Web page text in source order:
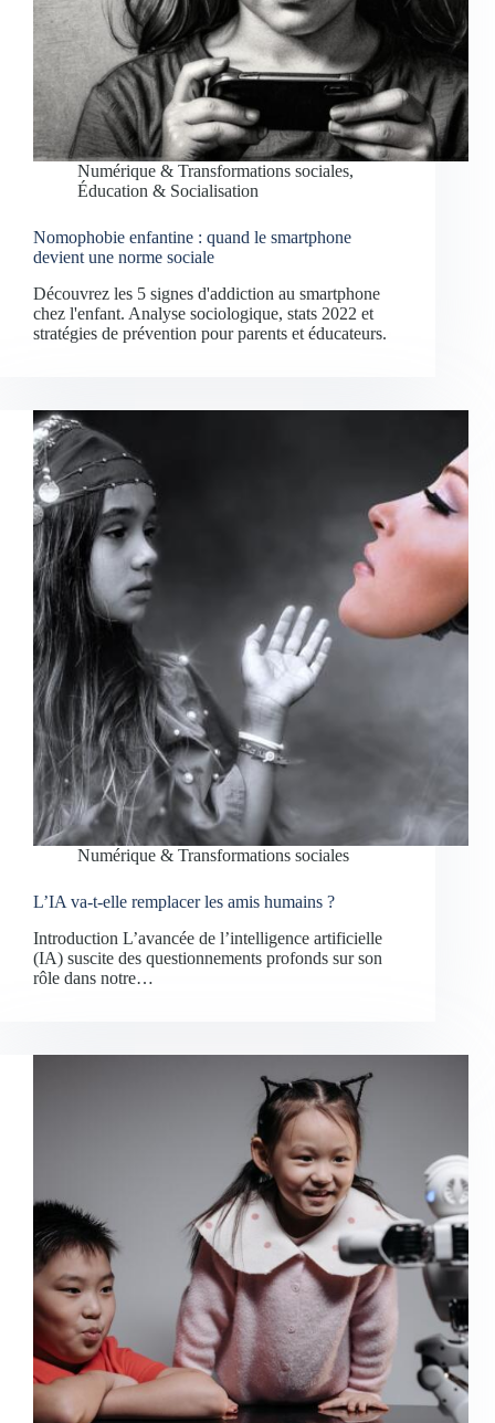
Numérique & Transformations sociales,
Éducation & Socialisation
Nomophobie enfantine : quand le smartphone
devient une norme sociale
Découvrez les 5 signes d'addiction au smartphone
chez l'enfant. Analyse sociologique, stats 2022 et
stratégies de prévention pour parents et éducateurs.
Numérique & Transformations sociales
L’IA va-t-elle remplacer les amis humains ?
Introduction L’avancée de l’intelligence artificielle
(IA) suscite des questionnements profonds sur son
rôle dans notre…